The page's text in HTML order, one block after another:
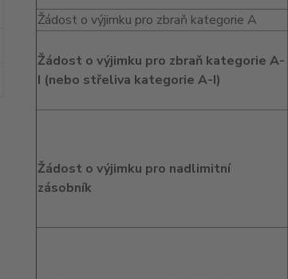
Žádost o výjimku pro zbraň kategorie A
Žádost o výjimku pro zbraň kategorie A-
I (nebo střeliva kategorie A-I)
Žádost o výjimku pro nadlimitní
zásobník